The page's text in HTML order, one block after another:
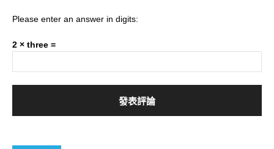
Please enter an answer in digits:
2 × three =